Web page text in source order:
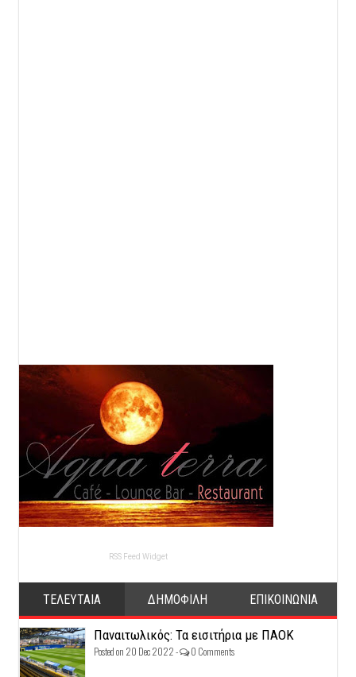
RSS Feed Widget
ΤΕΛΕΥΤΑΙΑ ΔΗΜΟΦΙΛΗ ΕΠΙΚΟΙΝΩΝΙΑ
Παναιτωλικός: Τα εισιτήρια με ΠΑΟΚ
Posted on 20 Dec 2022 - 0 Comments